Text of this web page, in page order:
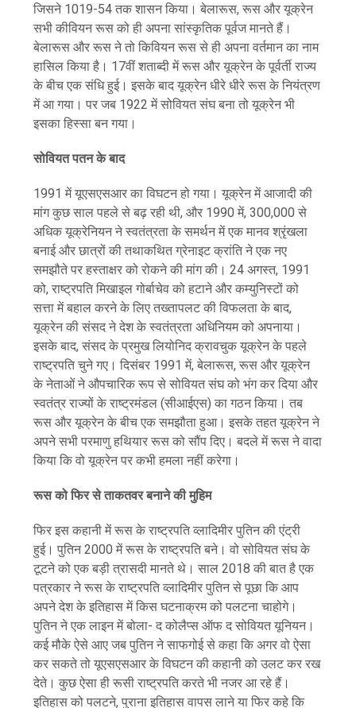
जिसने 1019-54 तक शासन किया। बेलारूस, रूस और यूक्रेन
सभी कीवियन रूस को ही अपना सांस्कृतिक पूर्वज मानते हैं।
बेलारूस और रूस ने तो किवियन रूस से ही अपना वर्तमान का नाम
हासिल किया है। 17वीं शताब्दी में रूस और यूक्रेन के पूर्वर्ती राज्य
के बीच एक संधि हुई। इसके बाद यूक्रेन धीरे धीरे रूस के नियंत्रण
में आ गया। पर जब 1922 में सोवियत संघ बना तो यूक्रेन भी
इसका हिस्सा बन गया।
सोवियत पतन के बाद
1991 में यूएसएसआर का विघटन हो गया। यूक्रेन में आजादी की
मांग कुछ साल पहले से बढ़ रही थी, और 1990 में, 300,000 से
अधिक यूक्रेनियन ने स्वतंत्रता के समर्थन में एक मानव श्रृंखला
बनाई और छात्रों की तथाकथित ग्रेनाइट क्रांति ने एक नए
समझौते पर हस्ताक्षर को रोकने की मांग की। 24 अगस्त, 1991
को, राष्ट्रपति मिखाइल गोर्बाचेव को हटाने और कम्युनिस्टों को
सत्ता में बहाल करने के लिए तख्तापलट की विफलता के बाद,
यूक्रेन की संसद ने देश के स्वतंत्रता अधिनियम को अपनाया।
इसके बाद, संसद के प्रमुख लियोनिद क्रावचुक यूक्रेन के पहले
राष्ट्रपति चुने गए। दिसंबर 1991 में, बेलारूस, रूस और यूक्रेन
के नेताओं ने औपचारिक रूप से सोवियत संघ को भंग कर दिया और
स्वतंत्र राज्यों के राष्ट्रमंडल (सीआईएस) का गठन किया। तब
रूस और यूक्रेन के बीच एक समझौता हुआ। इसके तहत यूक्रेन ने
अपने सभी परमाणु हथियार रूस को सौंप दिए। बदले में रूस ने वादा
किया कि वो यूक्रेन पर कभी हमला नहीं करेगा।
रूस को फिर से ताकतवर बनाने की मुहिम
फिर इस कहानी में रूस के राष्ट्रपति व्लादिमीर पुतिन की एंट्री
हुई। पुतिन 2000 में रूस के राष्ट्रपति बने। वो सोवियत संघ के
टूटने को एक बड़ी त्रासदी मानते थे। साल 2018 की बात है एक
पत्रकार ने रूस के राष्ट्रपति व्लादिमीर पुतिन से पूछा कि आप
अपने देश के इतिहास में किस घटनाक्रम को पलटना चाहोगे।
पुतिन ने एक लाइन में बोला- द कोलैप्स ऑफ द सोवियत यूनियन।
कई मौके ऐसे आए जब पुतिन ने साफगोई से कहा कि अगर वो ऐसा
कर सकते तो यूएसएसआर के विघटन की कहानी को उलट कर रख
देते। कुछ ऐसा ही रूसी राष्ट्रपति करते भी नजर आ रहे हैं।
इतिहास को पलटने, पुराना इतिहास वापस लाने या फिर कहे कि